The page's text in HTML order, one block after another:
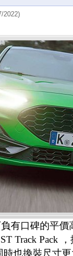
2022)
有口碑的平價
Track Pack
也換裝尺寸